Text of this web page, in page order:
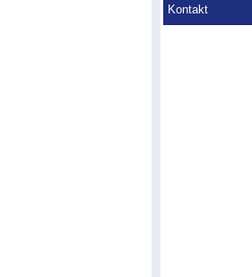
Kontakt